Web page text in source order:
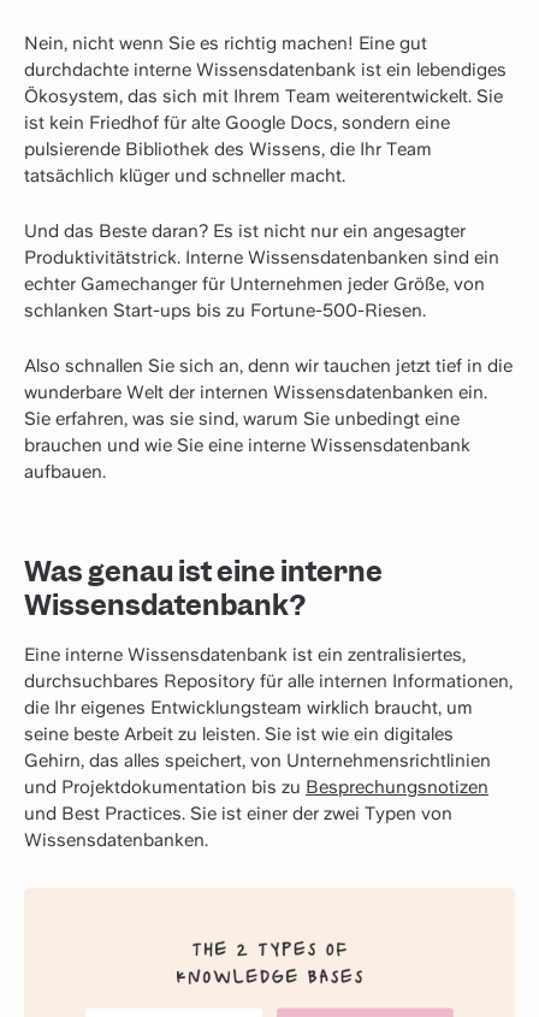
Nein, nicht wenn Sie es richtig machen! Eine gut
durchdachte interne Wissensdatenbank ist ein lebendiges
Ökosystem, das sich mit Ihrem Team weiterentwickelt. Sie
ist kein Friedhof für alte Google Docs, sondern eine
pulsierende Bibliothek des Wissens, die Ihr Team
tatsächlich klüger und schneller macht.
Und das Beste daran? Es ist nicht nur ein angesagter
Produktivitätstrick. Interne Wissensdatenbanken sind ein
echter Gamechanger für Unternehmen jeder Größe, von
schlanken Start-ups bis zu Fortune-500-Riesen.
Also schnallen Sie sich an, denn wir tauchen jetzt tief in die
wunderbare Welt der internen Wissensdatenbanken ein.
Sie erfahren, was sie sind, warum Sie unbedingt eine
brauchen und wie Sie eine interne Wissensdatenbank
aufbauen.
Was genau ist eine interne
Wissensdatenbank?
Eine interne Wissensdatenbank ist ein zentralisiertes,
durchsuchbares Repository für alle internen Informationen,
die Ihr eigenes Entwicklungsteam wirklich braucht, um
seine beste Arbeit zu leisten. Sie ist wie ein digitales
Gehirn, das alles speichert, von Unternehmensrichtlinien
und Projektdokumentation bis zu Besprechungsnotizen
und Best Practices. Sie ist einer der zwei Typen von
Wissensdatenbanken.